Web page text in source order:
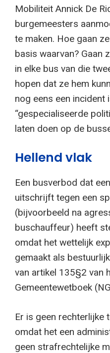
Mobiliteit Annick De
burgemeesters
te maken. Hoe gaan
basis waarvan? Gaan
in elke bus van die
hopen dat ze hem
nog eens een incident
“gespecialiseerde
laten doen op de
Hellend vlak
Een busverbod dat
uitschrijft tegen een
(bijvoorbeeld na
buschauffeur) heeft
omdat het wettelijk
gemaakt als
van artikel 135§2 van
Gemeentewetboek
Er is geen rechterlijke
omdat het een
geen strafrechtelijke